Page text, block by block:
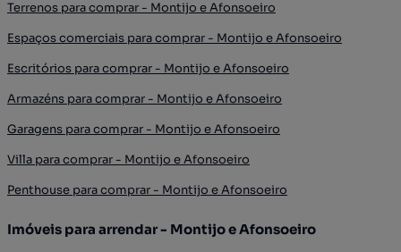
Terrenos para comprar - Montijo e Afonsoeiro
Espaços comerciais para comprar - Montijo e Afonsoeiro
Escritórios para comprar - Montijo e Afonsoeiro
Armazéns para comprar - Montijo e Afonsoeiro
Garagens para comprar - Montijo e Afonsoeiro
Villa para comprar - Montijo e Afonsoeiro
Penthouse para comprar - Montijo e Afonsoeiro
Imóveis para arrendar - Montijo e Afonsoeiro